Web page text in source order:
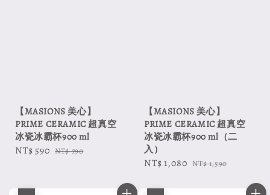
【MASIONS 美心】
PRIME CERAMIC 超真空
冰瓷冰霸杯900 ml
Sale
NT$ 590 Regular
NT$ 790
【MASIONS 美心】
PRIME CERAMIC 超真空
冰瓷冰霸杯900 ml（二
入）
Sale
NT$ 1,080 Regular
NT$ 1,590